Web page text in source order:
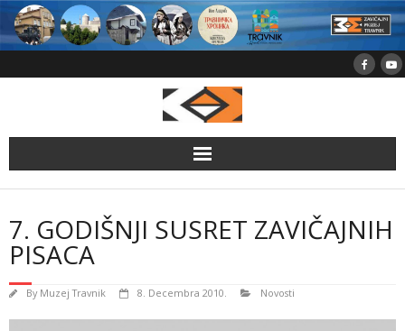
Skip
content
7. GODIŠNJI SUSRET ZAVIČAJNIH
PISACA
By Muzej Travnik 8. Decembra 2010. Novosti